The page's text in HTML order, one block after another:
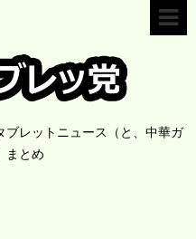
レットニュース（と、中華ガ
まとめ